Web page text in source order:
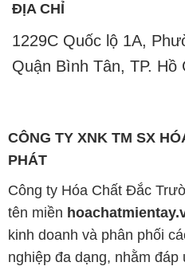
CÔNG TY XNK TM SX
PHÁT
kinh doanh và phân phối
nghiệp đa dạng, nhằm đáp
khách hàng một cách tốt
Chúng tôi cam kết mang
mọi nhu cầu của khách
Công ty chúng tôi hiện